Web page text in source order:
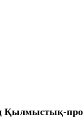
Қылмыстық-